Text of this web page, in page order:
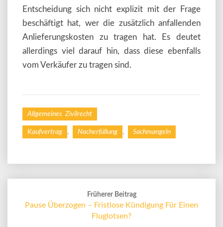
Entscheidung sich nicht explizit mit der Frage
beschäftigt hat, wer die zusätzlich anfallenden
Anlieferungskosten zu tragen hat. Es deutet
allerdings viel darauf hin, dass diese ebenfalls
vom Verkäufer zu tragen sind.
Allgemeines Zivilrecht
Kaufvertrag , Nacherfüllung , Sachmangeln
Früherer Beitrag
Pause Überzogen – Fristlose Kündigung Für Einen
Fluglotsen?